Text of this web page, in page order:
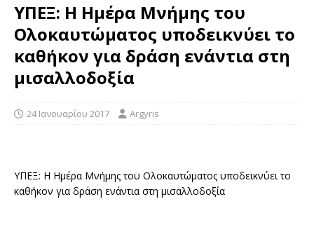
ΥΠΕΞ: H Ημέρα Μνήμης του
Ολοκαυτώματος υποδεικνύει το
καθήκον για δράση ενάντια στη
μισαλλοδοξία
24 Ιανουαρίου 2017 Argyris
ΥΠΕΞ: H Ημέρα Μνήμης του Ολοκαυτώματος υποδεικνύει το
καθήκον για δράση ενάντια στη μισαλλοδοξία